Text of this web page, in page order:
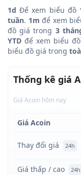
1d Để xem biểu đồ
tuần. 1m để xem
đồ giá trong 3
YTD để xem biểu
biểu đồ giá trong
Thống kê giá
Giá Acoin hôm nay
Giá Acoin
Thay đổi giá 24h
Giá thấp / cao 24h